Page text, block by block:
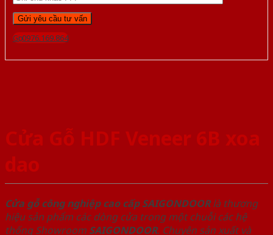
Gọi 0976.169.864
Cửa Gỗ HDF Veneer 6B xoa
dao
Cửa gỗ công nghiệp cao cấp SAIGONDOORlà thương
hiệu sản phẩm các dòng cửa trong một chuỗi các hệ
thống Showroom SAIGONDOOR. Chuyên sản xuất và